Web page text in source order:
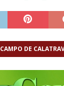
CAMPO DE